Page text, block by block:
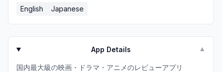
English Japanese
App Details ▼
国内最大級の映画・ドラマ・アニメのレビューアプリ